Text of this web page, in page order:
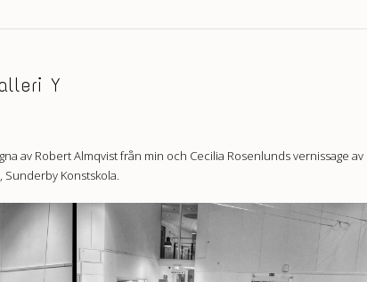
Y
av Robert Almqvist från min och Cecilia Rosenlunds vernissage av
Sunderby Konstskola.